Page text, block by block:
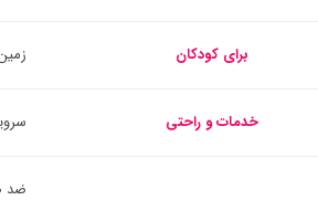
برای کودکان
خدمات و راحتی
ضد